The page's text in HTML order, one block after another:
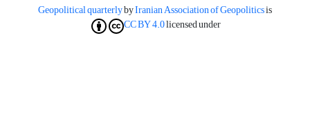
Geopolitical quarterlybyIranian Association of Geopoliticsis
licensed under
CC BY 4.0